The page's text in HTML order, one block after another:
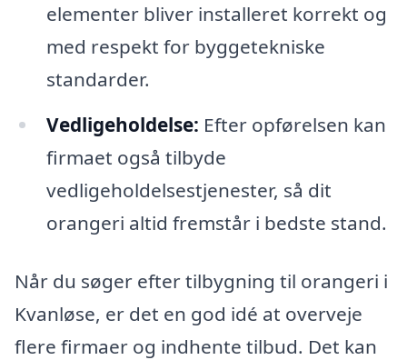
elementer bliver installeret korrekt og
med respekt for byggetekniske
standarder.
Vedligeholdelse: Efter opførelsen kan
firmaet også tilbyde
vedligeholdelsestjenester, så dit
orangeri altid fremstår i bedste stand.
Når du søger efter tilbygning til orangeri i
Kvanløse, er det en god idé at overveje
flere firmaer og indhente tilbud. Det kan